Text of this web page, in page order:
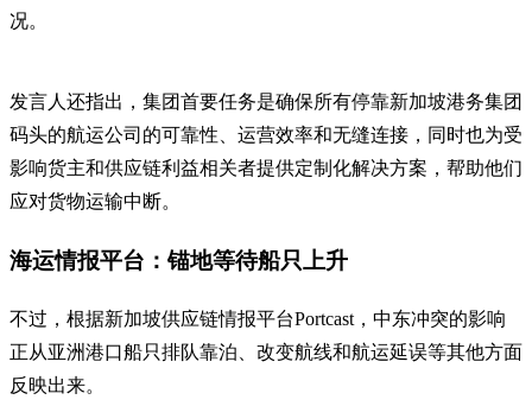
况。
发言人还指出，集团首要任务是确保所有停靠新加坡港务集团
码头的航运公司的可靠性、运营效率和无缝连接，同时也为受
影响货主和供应链利益相关者提供定制化解决方案，帮助他们
应对货物运输中断。
海运情报平台：锚地等待船只上升
不过，根据新加坡供应链情报平台Portcast，中东冲突的影响
正从亚洲港口船只排队靠泊、改变航线和航运延误等其他方面
反映出来。